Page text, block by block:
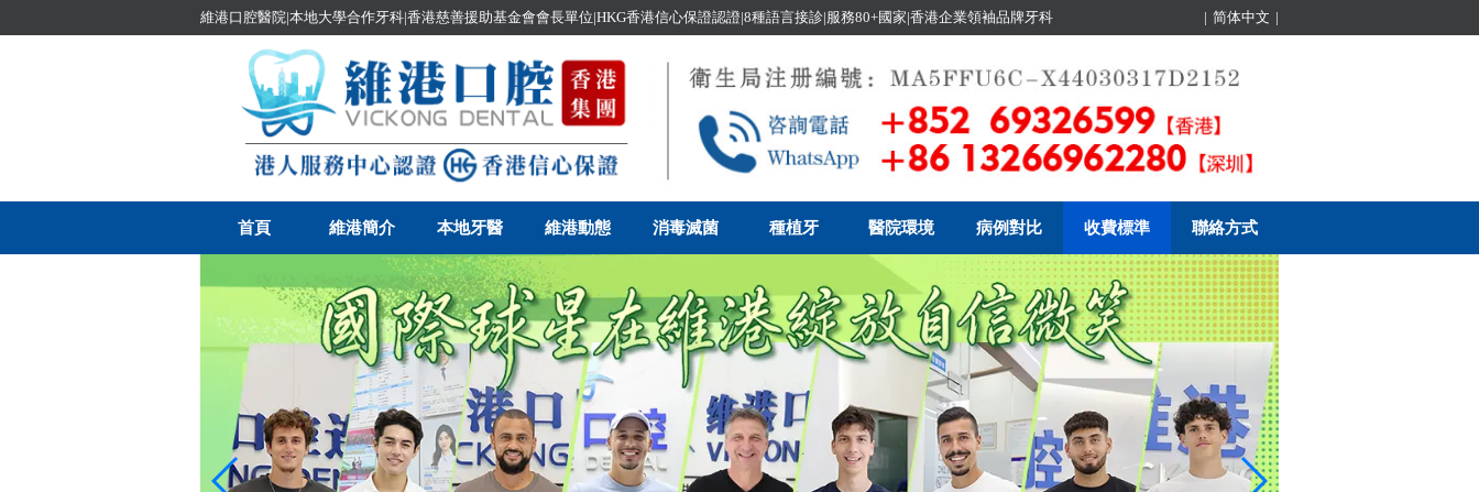
維港口腔醫院|本地大學合作牙科|香港慈善援助基金會會長單位|HKG香港信心保證認證|8種語言接診|服務80+國家|香港企業領袖品牌牙科 | 简体中文 |
首頁 維港簡介 本地牙醫 維港動態 消毒滅菌 種植牙 醫院環境 病例對比 收費標準 聯絡方式